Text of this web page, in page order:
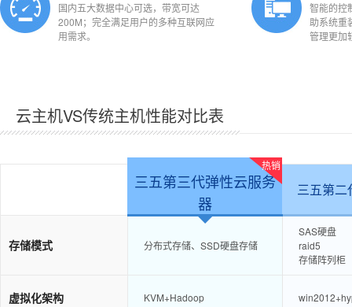
国内五大数据中心可选，带宽可达
200M；完全满足用户的多种互联网应
用需求。
智能的控
助系统重
管理更加
云主机VS传统主机性能对比表
三五第三代弹性云服务
器
热销
三五第二
存储模式 分布式存储、SSD硬盘存储
SAS硬盘
raid5
存储阵列柜
虚拟化架构 KVM+Hadoop